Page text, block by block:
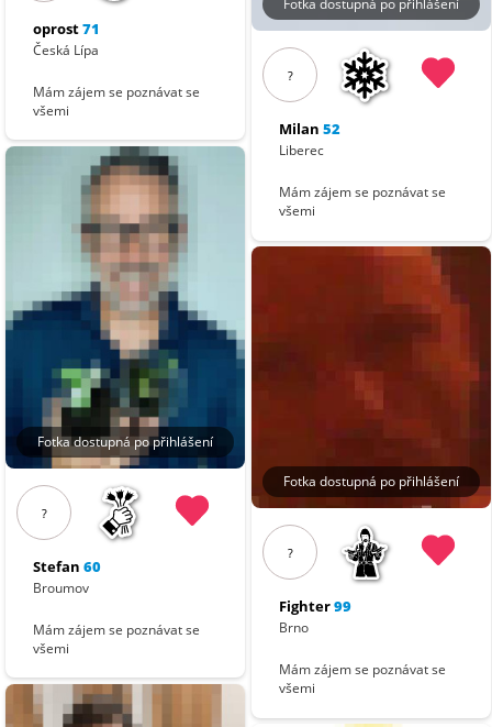
oprost71
Česká Lípa
Mám zájem se poznávat se
všemi
Fotka dostupná po přihlášení
?
Stefan 60
Broumov
Mám zájem se poznávat se
všemi
Fotka dostupná po přihlášení
?
Milan 52
Liberec
Mám zájem se poznávat se
všemi
Fotka dostupná po přihlášení
?
Fighter99
Brno
Mám zájem se poznávat se
všemi